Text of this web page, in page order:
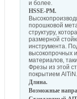
и более.
HSSE-PM.
порошковой
структуру,
размерной
инструмента.
высокопрочных
материалов,
Фрезы из этой
покрытием AlTiN.
Длина.
Возможные